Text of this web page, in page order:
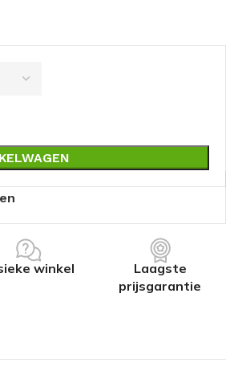
winkel
Laagste
prijsgarantie